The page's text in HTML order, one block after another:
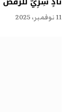
11 نوفمبر، 2025